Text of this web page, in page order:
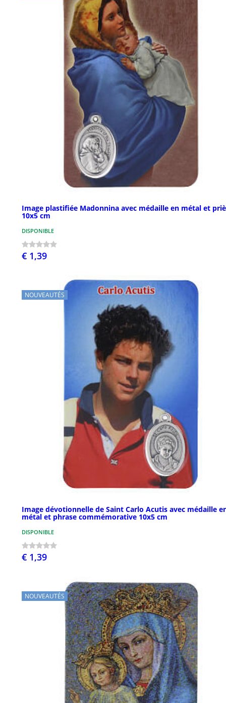
Image plastifiée Madonnina avec médaille en métal et
10x5 cm
DISPONIBLE
€ 1,39
NOUVEAUTÉS
Image dévotionnelle de Saint Carlo Acutis avec médaille
métal et phrase commémorative 10x5 cm
DISPONIBLE
€ 1,39
NOUVEAUTÉS